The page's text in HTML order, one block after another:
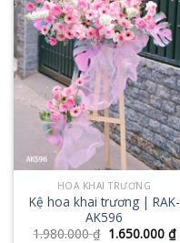
HOA KHAI TRƯƠNG
Kệ hoa khai trương | RAK-
AK596
1.980.000₫ 1.650.000 ₫